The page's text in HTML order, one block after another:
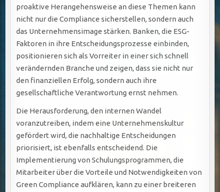
proaktive Herangehensweise an diese Themen kann
nicht nur die Compliance sicherstellen, sondern auch
das Unternehmensimage stärken. Banken, die ESG-
Faktoren in ihre Entscheidungsprozesse einbinden,
positionieren sich als Vorreiter in einer sich schnell
verändernden Branche und zeigen, dass sie nicht nur
den finanziellen Erfolg, sondern auch ihre
gesellschaftliche Verantwortung ernst nehmen.
Die Herausforderung, den internen Wandel
voranzutreiben, indem eine Unternehmenskultur
gefördert wird, die nachhaltige Entscheidungen
priorisiert, ist ebenfalls entscheidend. Die
Implementierung von Schulungsprogrammen, die
Mitarbeiter über die Vorteile und Notwendigkeiten von
Green Compliance aufklären, kann zu einer breiteren